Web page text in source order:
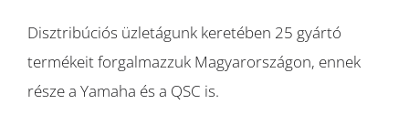
Disztribúciós üzletágunk keretében 25 gyártó
termékeit forgalmazzuk Magyarországon, ennek
része a Yamaha és a QSC is.